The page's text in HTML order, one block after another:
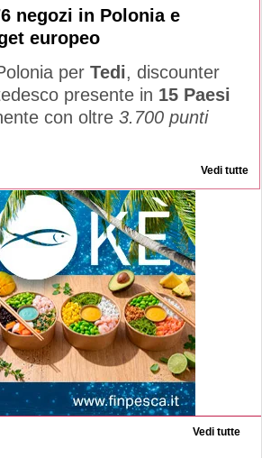
negozi in Polonia e
europeo
per Tedi, discounter
presente in 15 Paesi
con oltre 3.700 punti
Vedi tutte
Vedi tutte